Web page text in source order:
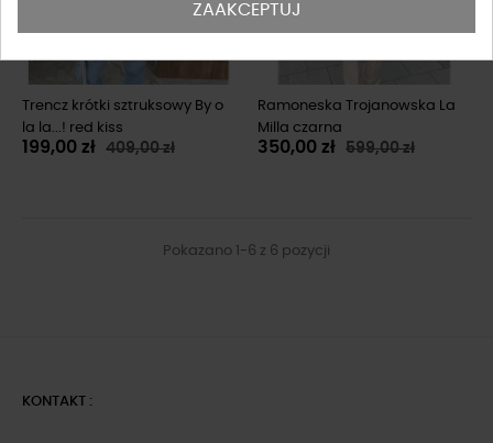
Trencz krótki sztruksowy By o
la la...! red kiss
199,00 zł 409,00 zł
Ramoneska Trojanowska La
Milla czarna
350,00 zł 599,00 zł
Pokazano 1-6 z 6 pozycji
KONTAKT :
ZAAKCEPTUJ